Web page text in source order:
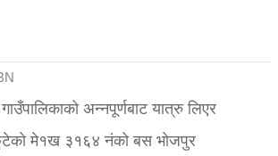
अन्नपूर्णबाट यात्रु लिएर
मे१ख ३१६४ नंको बस भोजपुर